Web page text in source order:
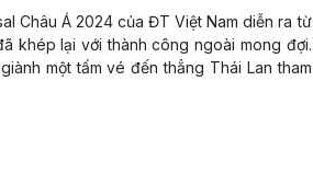
Châu Á 2024 của ĐT Việt Nam diễn ra từ
khép lại với thành công ngoài mong đợi.
một tấm vé đến thẳng Thái Lan tham